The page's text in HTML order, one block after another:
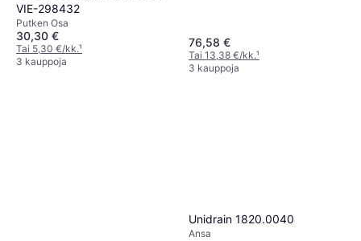
VIE-298432
Putken Osa
30,30 €
Tai 5,30 €/kk.¹
3 kauppoja
76,58 €
Tai 13,38 €/kk.¹
3 kauppoja
Unidrain 1820.0040
Ansa